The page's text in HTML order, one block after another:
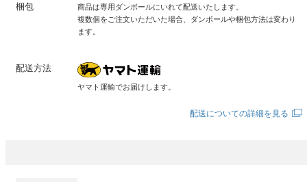
梱包
商品は専用ダンボールにいれて配送いたします。
複数個をご注文いただいた場合、ダンボールや梱包方法は変わり
ます。
配送方法
ヤマト運輸でお届けします。
配送についての詳細を見る